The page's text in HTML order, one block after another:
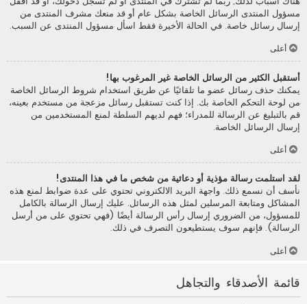
مسؤول المنتدى الرسائل الخاصة بشكل عام أو قد منعك مشرف المنتدى من
إرسال رسائل خاصة. في الحالة الأخيرة فقط اسأل مسؤول المنتدى عن السبب.
أعلى
أستقبل الكثير من الرسائل الخاصة غير المرغوب بها!
يمكنك حذف رسائل عضو ما تلقائيًا عن طريق استخدام شروط الرسائل الخاصة
من لوحة التحكم الخاصة بك. إذا كنت تستقبل رسائل مزعجة من مستخدم بعينه،
قم بالتبليغ عن الرسالة للمدراء؛ فهم لديهم السلطة لمنع المستخدمين من
إرسال الرسائل الخاصة.
أعلى
لقد استلمت رسالة مؤذية أو دعائية من شخص ما في هذا المنتدى!
نأسف أن نسمع ذلك. واجهة البريد الالكتروني تحتوي على عدة ضوابط لمنع هذه
المشاكل ومتابعة المرسلين لمثل هذه الرسائل. عليك إرسال الرسالة بالكامل
للمسؤول، من الضروري إرسال رأس الرسالة أيضًا (فهي تحتوي على من أرسل
الرسالة). فإنهم سوف يستطيعون التصرف في ذلك.
أعلى
قائمة الأصدقاء والتجاهل